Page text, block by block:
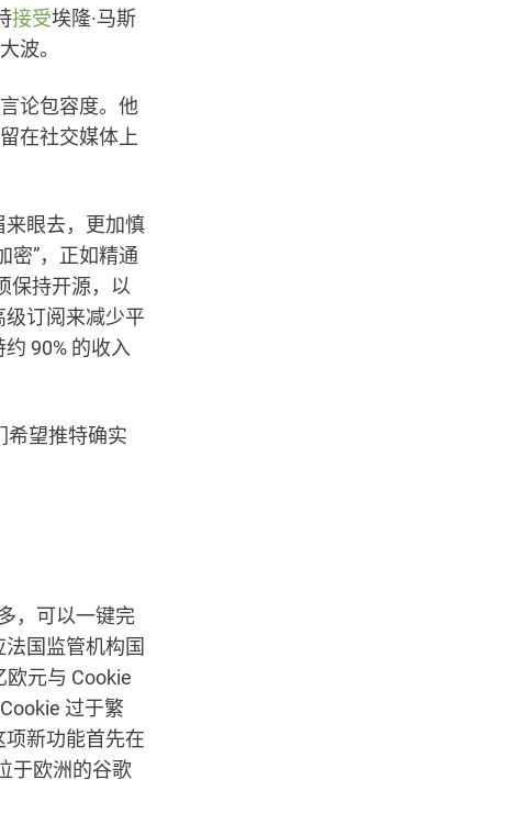
接受埃隆·马斯
波。
论包容度。他
在社交媒体上
眼去，更加慎
密”，正如精通
保持开源，以
订阅来减少平
90% 的收入
希望推特确实
，可以一键完
国监管机构国
元与 Cookie
过于繁
项新功能首先在
于欧洲的谷歌